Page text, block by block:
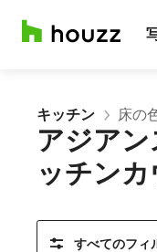
キッチン 床の
アジア
ッチン
すべてのフィ